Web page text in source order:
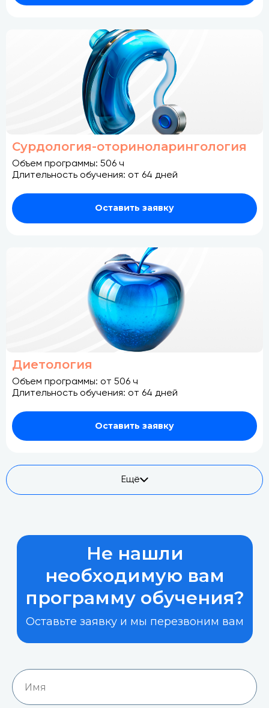
Сурдология-оториноларингология
Объем программы: 506 ч
Длительность обучения: от 64 дней
Оставить заявку
Диетология
Объем программы: от 506 ч
Длительность обучения: от 64 дней
Оставить заявку
Ещё
Не нашли
необходимую вам
программу обучения?
Оставьте заявку и мы перезвоним вам